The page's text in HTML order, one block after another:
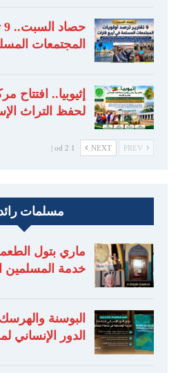
المجتمعات
إثيوبيا..
لحفظ التراث
NEXT
1 od 2 |
مسلمات
ماري بتول
خدمة المسلمين
البوسنة
الدور الإنساني